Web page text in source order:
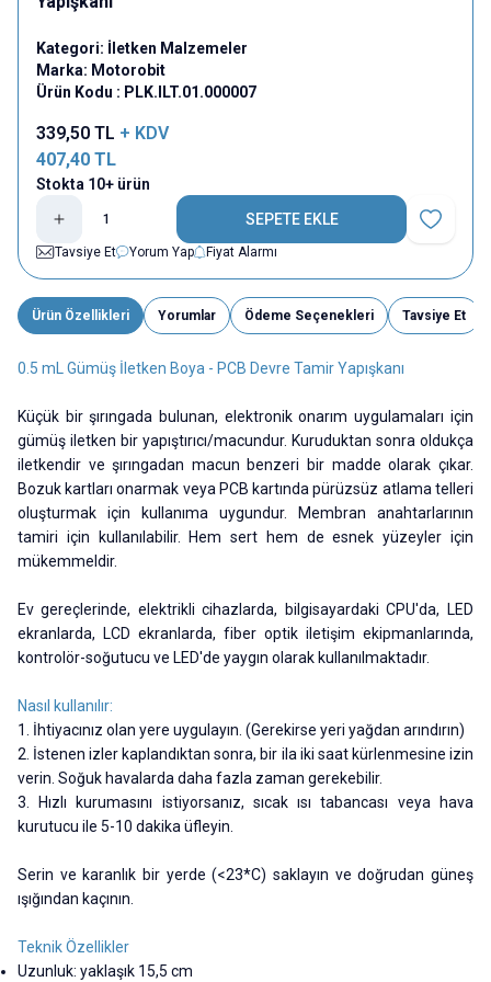
Kategori: İletken Malzemeler
Marka: Motorobit
Ürün Kodu : PLK.ILT.01.000007
339,50 TL + KDV
407,40 TL
Stokta 10+ ürün
SEPETE EKLE
Favoriye
Tavsiye Et
Yorum Yap Fiyat Alarmı
Ürün Özellikleri Yorumlar Ödeme Seçenekleri Tavsiye Et
0.5 mL Gümüş İletken Boya - PCB Devre Tamir Yapışkanı
Küçük bir şırıngada bulunan, elektronik onarım uygulamaları için
gümüş iletken bir yapıştırıcı/macundur. Kuruduktan sonra oldukça
iletkendir ve şırıngadan macun benzeri bir madde olarak çıkar.
Bozuk kartları onarmak veya PCB kartında pürüzsüz atlama telleri
oluşturmak için kullanıma uygundur. Membran anahtarlarının
tamiri için kullanılabilir. Hem sert hem de esnek yüzeyler için
mükemmeldir.
Ev gereçlerinde, elektrikli cihazlarda, bilgisayardaki CPU'da, LED
ekranlarda, LCD ekranlarda, fiber optik iletişim ekipmanlarında,
kontrolör-soğutucu ve LED'de yaygın olarak kullanılmaktadır.
Nasıl kullanılır:
1. İhtiyacınız olan yere uygulayın. (Gerekirse yeri yağdan arındırın)
2. İstenen izler kaplandıktan sonra, bir ila iki saat kürlenmesine izin
verin. Soğuk havalarda daha fazla zaman gerekebilir.
3. Hızlı kurumasını istiyorsanız, sıcak ısı tabancası veya hava
kurutucu ile 5-10 dakika üfleyin.
Serin ve karanlık bir yerde (<23*C) saklayın ve doğrudan güneş
ışığından kaçının.
Teknik Özellikler
Uzunluk: yaklaşık 15,5 cm